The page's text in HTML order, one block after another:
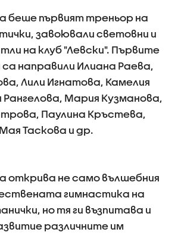
беше първият треньор на
завоювали световни и
на клуб "Левски". Първите
са направили Илиана Раева,
Лили Игнатова, Камелия
Рангелова, Мария Кузманова,
Паулина Кръстева,
Таскова и др.
открива не само вълшебния
гимнастика на
но тя ги възпитава и
различните им